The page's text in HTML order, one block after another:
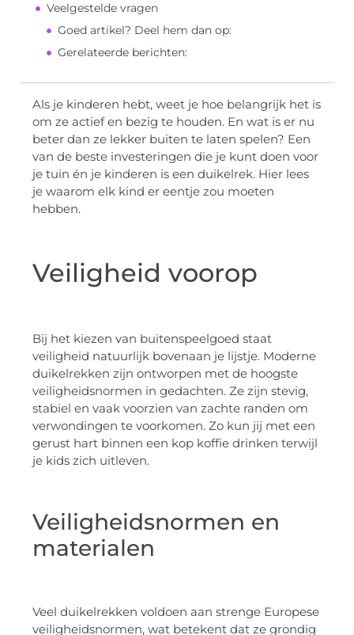
Veelgestelde vragen
Goed artikel? Deel hem dan op:
Gerelateerde berichten:
Als je kinderen hebt, weet je hoe belangrijk het is
om ze actief en bezig te houden. En wat is er nu
beter dan ze lekker buiten te laten spelen? Een
van de beste investeringen die je kunt doen voor
je tuin én je kinderen is een duikelrek. Hier lees
je waarom elk kind er eentje zou moeten
hebben.
Veiligheid voorop
Bij het kiezen van buitenspeelgoed staat
veiligheid natuurlijk bovenaan je lijstje. Moderne
duikelrekken zijn ontworpen met de hoogste
veiligheidsnormen in gedachten. Ze zijn stevig,
stabiel en vaak voorzien van zachte randen om
verwondingen te voorkomen. Zo kun jij met een
gerust hart binnen een kop koffie drinken terwijl
je kids zich uitleven.
Veiligheidsnormen en
materialen
Veel duikelrekken voldoen aan strenge Europese
veiligheidsnormen, wat betekent dat ze grondig